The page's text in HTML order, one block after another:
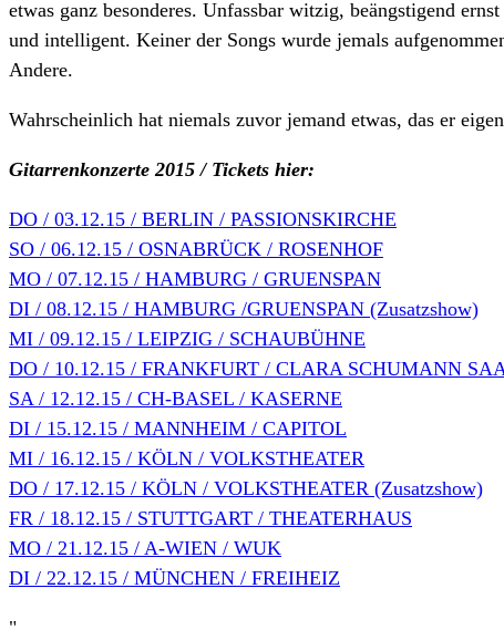
etwas ganz besonderes. Unfassbar witzig, beängstigend
und intelligent. Keiner der Songs wurde jemals
Andere.
Wahrscheinlich hat niemals zuvor jemand etwas, das er
Gitarrenkonzerte 2015 / Tickets hier:
DO / 03.12.15 / BERLIN / PASSIONSKIRCHE
SO / 06.12.15 / OSNABRÜCK / ROSENHOF
MO / 07.12.15 / HAMBURG / GRUENSPAN
DI / 08.12.15 / HAMBURG /GRUENSPAN (Zusatzshow)
MI / 09.12.15 / LEIPZIG / SCHAUBÜHNE
DO / 10.12.15 / FRANKFURT / CLARA SCHUMANN
SA / 12.12.15 / CH-BASEL / KASERNE
DI / 15.12.15 / MANNHEIM / CAPITOL
MI / 16.12.15 / KÖLN / VOLKSTHEATER
DO / 17.12.15 / KÖLN / VOLKSTHEATER (Zusatzshow)
FR / 18.12.15 / STUTTGART / THEATERHAUS
MO / 21.12.15 / A-WIEN / WUK
DI / 22.12.15 / MÜNCHEN / FREIHEIZ
"